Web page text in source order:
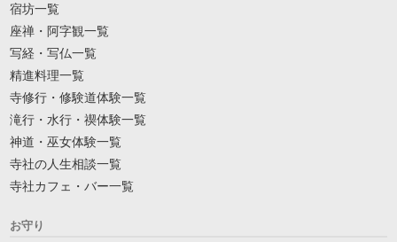
宿坊一覧
座禅・阿字観一覧
写経・写仏一覧
精進料理一覧
寺修行・修験道体験一覧
滝行・水行・禊体験一覧
神道・巫女体験一覧
寺社の人生相談一覧
寺社カフェ・バー一覧
お守り